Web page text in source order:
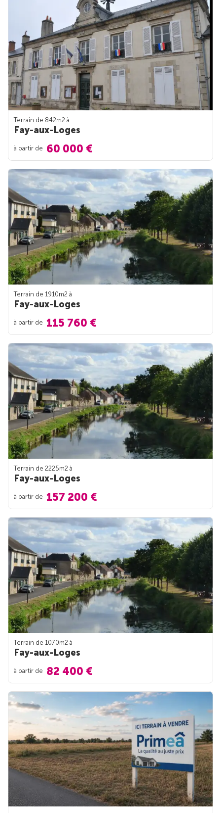
Terrain de 842m2 à
Fay-aux-Loges
à partir de 60 000 €
Terrain de 1910m2 à
Fay-aux-Loges
à partir de 115 760 €
Terrain de 2225m2 à
Fay-aux-Loges
à partir de 157 200 €
Terrain de 1070m2 à
Fay-aux-Loges
à partir de 82 400 €